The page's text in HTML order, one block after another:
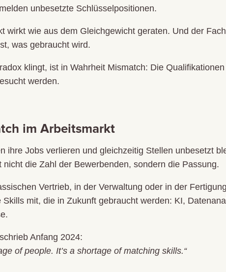
melden unbesetzte Schlüsselpositionen.
wirkt wie aus dem Gleichgewicht geraten. Und der
was gebraucht wird.
klingt, ist in Wahrheit Mismatch: Die
werden.
im Arbeitsmarkt
ihre Jobs verlieren und gleichzeitig Stellen unbesetzt
nicht die Zahl der Bewerbenden, sondern die Passung.
Vertrieb, in der Verwaltung oder in der
Skills mit, die in Zukunft gebraucht werden: KI,
Anfang 2024:
of people. It’s a shortage of matching skills.“